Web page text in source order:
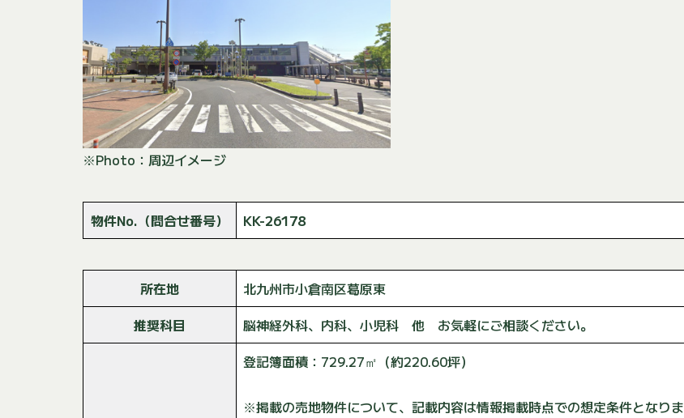
※Photo：周辺イメージ
物件No.（問合せ番号） KK-26178
所在地
北九州市小倉南区葛原東
推奨科目
脳神経外科、内科、小児科 他 お気軽にご相談ください。
登記簿面積：729.27㎡（約220.60坪）
※掲載の売地物件について、記載内容は情報掲載時点での想定条件となりま